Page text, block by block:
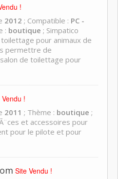
!
2012 ; Compatible : PC -
: boutique ; Simpatico
pour animaux de
permettre de
de toilettage pour
!
2011 ; Thème : boutique ;
et accessoires pour
pour le pilote et pour
Site Vendu !